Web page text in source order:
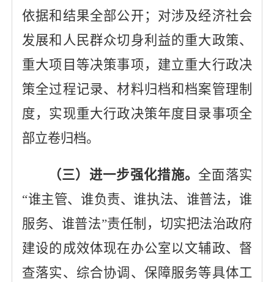
依据和结果全部公开； 对涉及经济社会
发展和人民群众切身利益的重大政策、
重大项目等决策事项，建立重大行政决
策全过程记录、材料归档和档案管理制
度，实现重大行政决策年度目录事项全
部立卷归档。
（三）进一步强化措施。全面落实
“谁主管、谁负责、 谁执法、谁普法，谁
服务、谁普法”责任制，切实把法治政府
建设的成效体现在办公室以文辅政、督
查落实、综合协调、保障服务等具体工